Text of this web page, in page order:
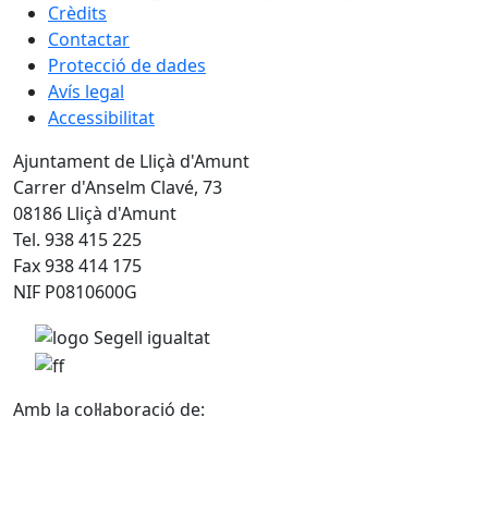
Crèdits
Contactar
Protecció de dades
Avís legal
Accessibilitat
Ajuntament de Lliçà d'Amunt
Carrer d'Anselm Clavé, 73
08186 Lliçà d'Amunt
Tel. 938 415 225
Fax 938 414 175
NIF P0810600G
Amb la col·laboració de: